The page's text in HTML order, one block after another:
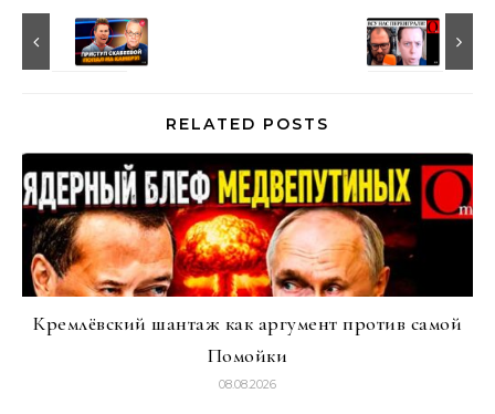
RELATED POSTS
Кремлёвский шантаж как аргумент против самой
Помойки
08.08.2026